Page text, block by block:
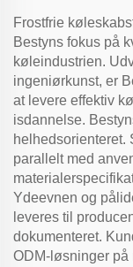
Frostfrie
Bestyns fokus på
køleindustrien.
ingeniørkunst, er
at levere effektiv
isdannelse.
helhedsorienteret.
parallelt med
Ydeevnen og
leveres til
dokumenteret.
ODM-løsninger på